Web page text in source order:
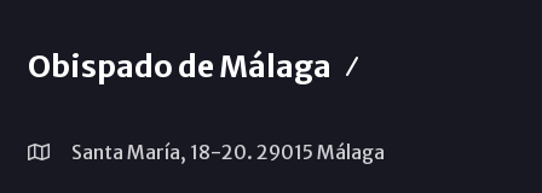
Obispado de Málaga
Santa María, 18-20. 29015 Málaga